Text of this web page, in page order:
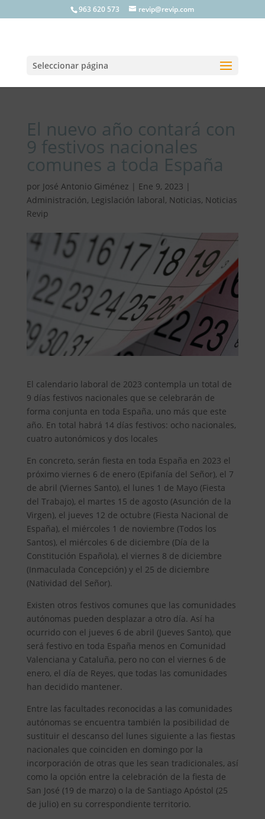
963 620 573 revip@revip.com
Seleccionar página
El nuevo año contará con
9 festivos nacionales
comunes a toda España
por José Antonio Giménez | Ene 9, 2023 |
Administración, Legislación laboral, Noticias, Noticias
Revip
El calendario laboral de 2023 contempla un total de
9 días festivos nacionales que se celebrarán de
forma conjunta en toda España, uno más que este
año. En total habrá 14 días festivos: ocho nacionales,
cuatro autonómicos y dos locales
En concreto, serán fiesta en toda España en 2023 el
próximo viernes 6 de enero (Epifanía del Señor), el 7
de abril (Viernes Santo), el lunes 1 de Mayo (Fiesta
del Trabajo), el martes 15 de agosto (Asunción de la
Virgen), el jueves 12 de octubre (Fiesta Nacional de
España), el miércoles 1 de noviembre (Todos los
Santos), el miércoles 6 de diciembre (Día de la
Constitución Española), el viernes 8 de diciembre
(Inmaculada Concepción) y el 25 de diciembre
(Natividad del Señor).
Existen otros festivos comunes que las comunidades
autónomas pueden desplazar a otro día. Así ha
ocurrido con el jueves 6 de abril (Jueves Santo), que
será festivo en toda España menos en Comunidad
Valenciana y Cataluña, pero no con el viernes 6 de
enero, el día de Reyes, que todas las comunidades
han decidido mantener.
Entre las facultades reconocidas a las comunidades
autónomas se encuentra también la posibilidad de
sustituir el descanso del lunes siguiente a las fiestas
nacionales que coinciden en domingo por la
incorporación de otras que les sean tradicionales, así
como la opción entre la celebración de la fiesta de
San José (19 de marzo) o la de Santiago Apóstol (25
de julio) en su correspondiente territorio.